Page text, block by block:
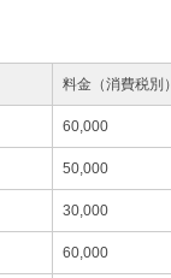
料金（消費税別）
60,000
50,000
30,000
60,000